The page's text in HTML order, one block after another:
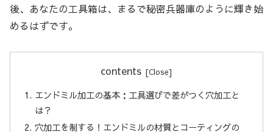
後、あなたの工具箱は、まるで秘密兵器庫のように輝き始
めるはずです。
contents
エンドミル加工の基本：工具選びで差がつく穴加工と
は？
穴加工を制する！エンドミルの材質とコーティングの